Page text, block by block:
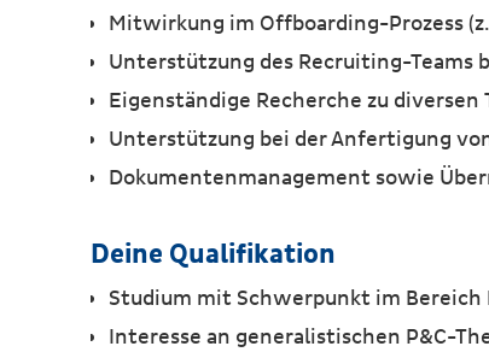
Mitwirkung im Offboarding-Prozess
Unterstützung des Recruiting-
Eigenständige Recherche zu
Unterstützung bei der Anfertigung
Dokumentenmanagement sowie
Deine Qualifikation
Studium mit Schwerpunkt im
Interesse an generalistischen P&C-